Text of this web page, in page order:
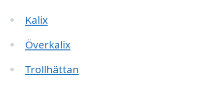
Kalix
Överkalix
Trollhättan